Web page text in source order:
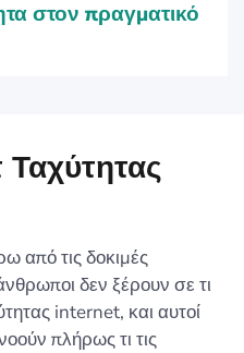
στον πραγματικό
Ταχύτητας
από τις δοκιμές
δεν ξέρουν σε τι
internet, και αυτοί
πλήρως τι τις